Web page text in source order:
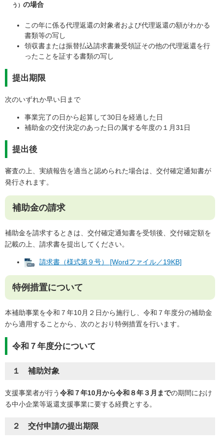
う） の場合
この年に係る代理返還の対象者および代理返還の額がわかる
書類等の写し
領収書または振替払込請求書兼受領証その他の代理返還を行
ったことを証する書類の写し
提出期限
次のいずれか早い日まで
事業完了の日から起算して30日を経過した日
補助金の交付決定のあった日の属する年度の１月31日
提出後
審査の上、実績報告を適当と認められた場合は、交付確定通知書が
発行されます。
補助金の請求
補助金を請求するときは、交付確定通知書を受領後、交付確定額を
記載の上、請求書を提出してください。
請求書（様式第９号） [Wordファイル／19KB]
特例措置について
本補助事業を令和７年10月２日から施行し、令和７年度分の補助金
から適用することから、次のとおり特例措置を行います。
令和７年度分について
１ 補助対象
支援事業者が行う令和７年10月から令和８年３月までの期間におけ
る中小企業等返還支援事業に要する経費とする。
２ 交付申請の提出期限